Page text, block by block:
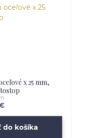
x 25 mm,
do košíka